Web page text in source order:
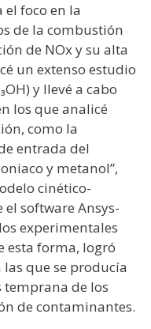
el foco en la
de la combustión
de NOx y su alta
un extenso estudio
y llevé a cabo
los que analicé
como la
entrada del
y metanol”,
cinético-
software Ansys-
experimentales
esta forma, logró
que se producía
de los
de contaminantes.